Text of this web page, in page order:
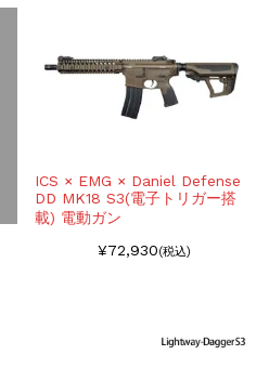
ICS × EMG × Daniel Defense
DD MK18 S3(電子トリガー搭
載) 電動ガン
¥72,930(税込)